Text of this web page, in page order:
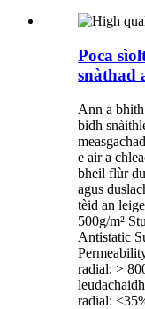
Poca
snàthad
Ann a bhith
bidh
e air a
bheil flùr
agus
tèid an
500g/m²
Antistatic
radial: >
radial: